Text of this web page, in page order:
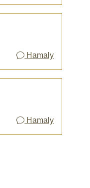
Hamaly
Hamaly